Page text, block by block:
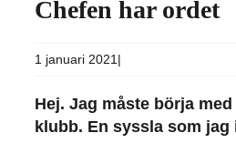
Chefen har ordet
1 januari 2021 |
Hej. Jag måste börja
klubb. En syssla som